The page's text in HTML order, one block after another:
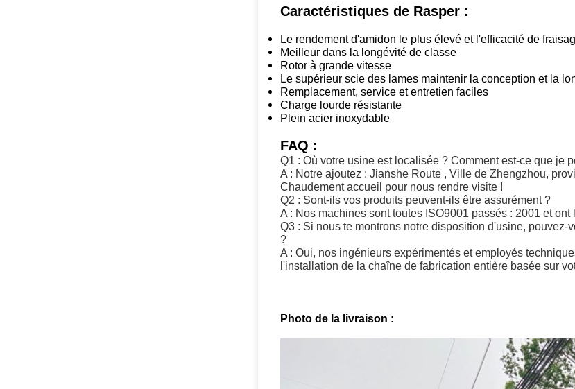
Caractéristiques de Rasper :
Le rendement d'amidon le plus élevé et l'efficacité de
Meilleur dans la longévité de classe
Rotor à grande vitesse
Le supérieur scie des lames maintenir la conception et la
Remplacement, service et entretien faciles
Charge lourde résistante
Plein acier inoxydable
FAQ :
Q1 : Où votre usine est localisée ? Comment est-ce que je
A : Notre ajoutez : Jianshe Route , Ville de Zhengzhou,
Chaudement accueil pour nous rendre visite !
Q2 : Sont-ils vos produits peuvent-ils être assurément ?
A : Nos machines sont toutes ISO9001 passés : 2001 et
Q3 : Si nous te montrons notre disposition d'usine,
?
A : Oui, nos ingénieurs expérimentés et employés
l'installation de la chaîne de fabrication entière basée sur
Photo de la livraison :